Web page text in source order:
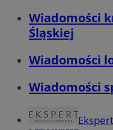
Wiadomości
Śląskiej
Wiadomości
Wiadomości